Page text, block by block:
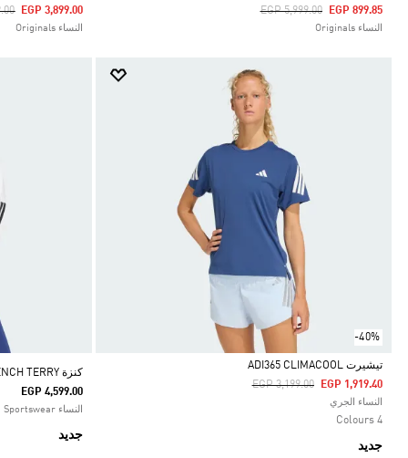
Price Reduced From
EGP 5,999.00ToEGP 899.85
النساء Originals
From
ToEGP 3,899.00
النساء Originals
-40%
Selected
تيشيرت ADI365 CLIMACOOL
Price Reduced From
EGP 3,199.00ToEGP 1,919.40
النساء الجري
4 Colours
جديد
كنزة ESSENTIALS 3-STRIPES FRENCH TERRY
EGP 4,599.00
النساء Sportswear
جديد